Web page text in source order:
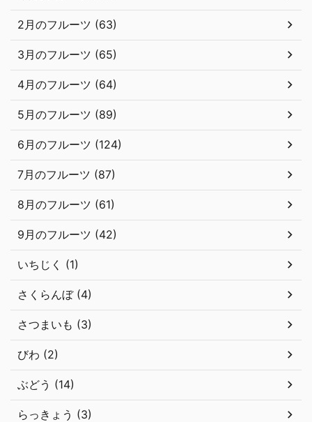
2月のフルーツ (63)
3月のフルーツ (65)
4月のフルーツ (64)
5月のフルーツ (89)
6月のフルーツ (124)
7月のフルーツ (87)
8月のフルーツ (61)
9月のフルーツ (42)
いちじく (1)
さくらんぼ (4)
さつまいも (3)
びわ (2)
ぶどう (14)
らっきょう (3)